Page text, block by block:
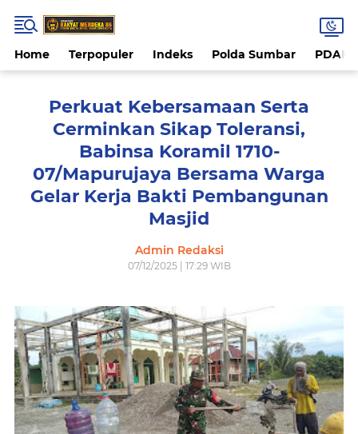
Home Terpopuler Indeks Polda Sumbar PDAM
Perkuat Kebersamaan Serta
Cerminkan Sikap Toleransi,
Babinsa Koramil 1710-
07/Mapurujaya Bersama Warga
Gelar Kerja Bakti Pembangunan
Masjid
Admin Redaksi
07/12/2025 | 17:29 WIB